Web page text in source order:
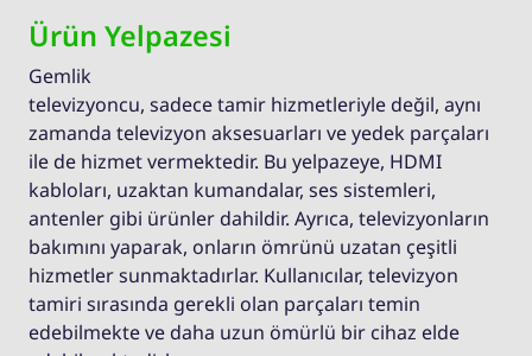
Ürün Yelpazesi
Gemlik
televizyoncu, sadece tamir hizmetleriyle değil, aynı
zamanda televizyon aksesuarları ve yedek parçaları
ile de hizmet vermektedir. Bu yelpazeye, HDMI
kabloları, uzaktan kumandalar, ses sistemleri,
antenler gibi ürünler dahildir. Ayrıca, televizyonların
bakımını yaparak, onların ömrünü uzatan çeşitli
hizmetler sunmaktadırlar. Kullanıcılar, televizyon
tamiri sırasında gerekli olan parçaları temin
edebilmekte ve daha uzun ömürlü bir cihaz elde